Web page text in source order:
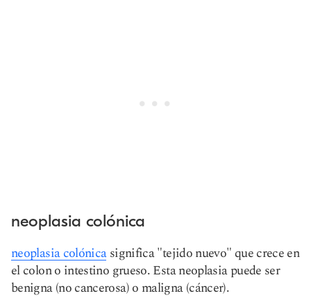
neoplasia colónica
neoplasia colónicasignifica "tejido nuevo" que crece en
el colon o intestino grueso. Esta neoplasia puede ser
benigna (no cancerosa) o maligna (cáncer).